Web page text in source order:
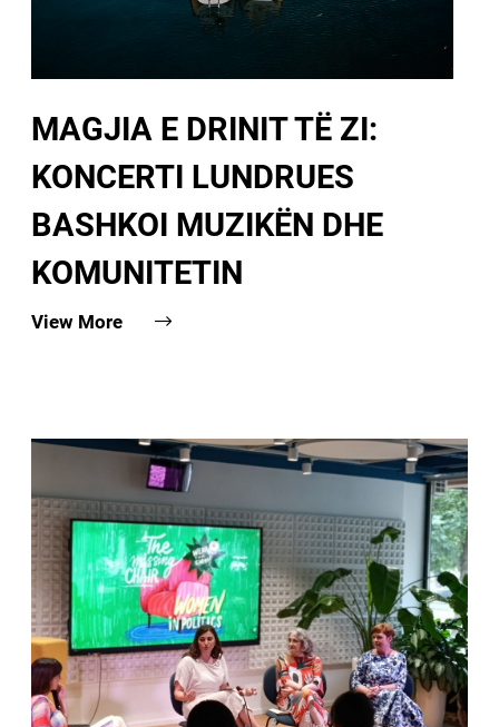
MAGJIA E DRINIT TË ZI:
KONCERTI LUNDRUES
BASHKOI MUZIKËN DHE
KOMUNITETIN
View More